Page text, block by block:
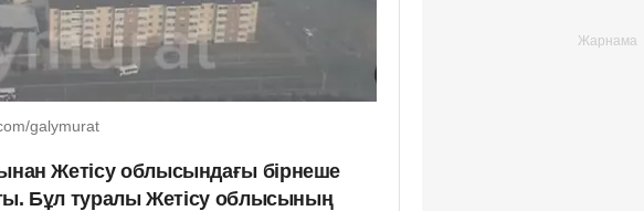
galymurat
Жетісу облысындағы бірнеше
Бұл туралы Жетісу облысының